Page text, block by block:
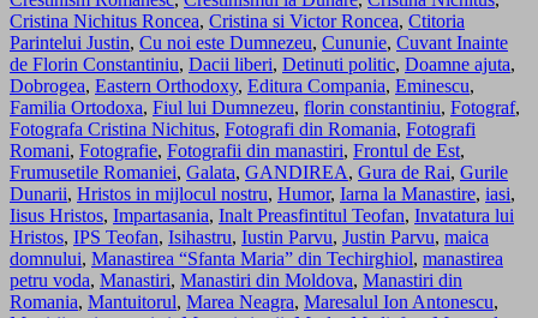
Cristina Nichitus Roncea, Cristina si Victor Roncea, Ctitoria
Parintelui Justin, Cu noi este Dumnezeu, Cununie, Cuvant Inainte
de Florin Constantiniu, Dacii liberi, Detinuti politic, Doamne ajuta,
Dobrogea, Eastern Orthodoxy, Editura Compania, Eminescu,
Familia Ortodoxa, Fiul lui Dumnezeu, florin constantiniu, Fotograf,
Fotografa Cristina Nichitus, Fotografi din Romania, Fotografi
Romani, Fotografie, Fotografii din manastiri, Frontul de Est,
Frumusetile Romaniei, Galata, GANDIREA, Gura de Rai, Gurile
Dunarii, Hristos in mijlocul nostru, Humor, Iarna la Manastire, iasi,
Iisus Hristos, Impartasania, Inalt Preasfintitul Teofan, Invatatura lui
Hristos, IPS Teofan, Isihastru, Iustin Parvu, Justin Parvu, maica
domnului, Manastirea “Sfanta Maria” din Techirghiol, manastirea
petru voda, Manastiri, Manastiri din Moldova, Manastiri din
Romania, Mantuitorul, Marea Neagra, Maresalul Ion Antonescu,